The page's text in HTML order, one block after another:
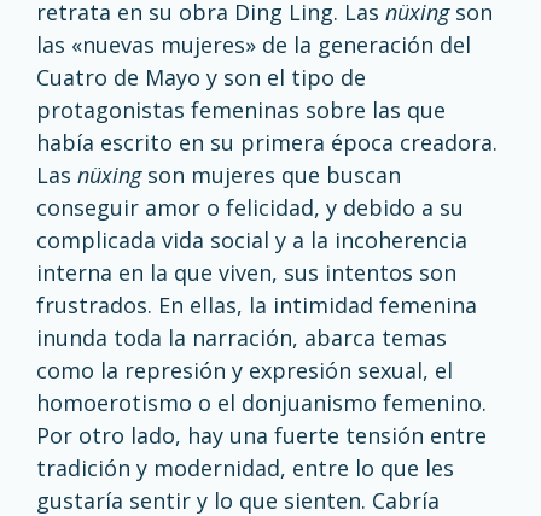
retrata en su obra Ding Ling. Las nüxingson
las «nuevas mujeres» de la generación del
Cuatro de Mayo y son el tipo de
protagonistas femeninas sobre las que
había escrito en su primera época creadora.
Las nüxingson mujeres que buscan
conseguir amor o felicidad, y debido a su
complicada vida social y a la incoherencia
interna en la que viven, sus intentos son
frustrados. En ellas, la intimidad femenina
inunda toda la narración, abarca temas
como la represión y expresión sexual, el
homoerotismo o el donjuanismo femenino.
Por otro lado, hay una fuerte tensión entre
tradición y modernidad, entre lo que les
gustaría sentir y lo que sienten. Cabría